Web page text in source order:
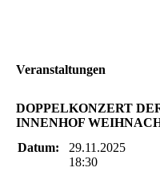
Veranstaltungen
DOPPELKONZERT
INNENHOF
Datum:
29.11.2025
18:30